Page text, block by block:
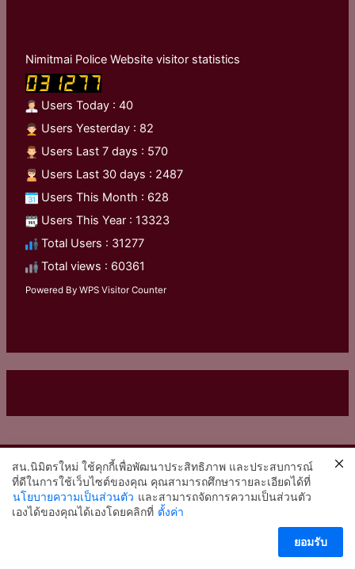
Nimitmai Police Website visitor statistics
Users Today : 40
Users Yesterday : 82
Users Last 7 days : 570
Users Last 30 days : 2487
Users This Month : 628
Users This Year : 13323
Total Users : 31277
Total views : 60361
Powered ByWPS Visitor Counter
หน่วยงานที่เกี่ยวข้อง
กองบังคับการนครบาล 3
สน.นิมิตรใหม่ ใช้คุกกี้เพื่อพัฒนาประสิทธิภาพ และประสบการณ์
ที่ดีในการใช้เว็บไซต์ของคุณ คุณสามารถศึกษารายละเอียดได้ที่
นโยบายความเป็นส่วนตัว และสามารถจัดการความเป็นส่วนตัว
เองได้ของคุณได้เองโดยคลิกที่ ตั้งค่า
ยอมรับ